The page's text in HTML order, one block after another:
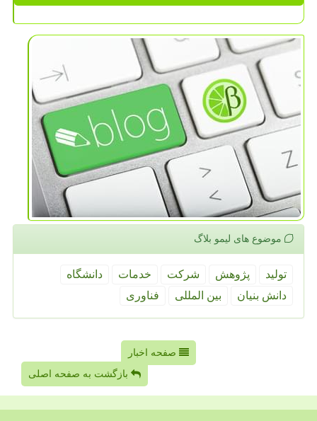
موضوع های لیمو بلاگ
تولید پژوهش شركت خدمات
دانشگاه
دانش بنیان
بین المللی فناوری
صفحه اخبار
بازگشت به صفحه اصلی